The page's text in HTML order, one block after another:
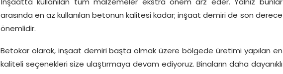
arasında en az kullanılan betonun kalitesi kadar; inşaat demiri de son derece
önemlidir.
Betokar olarak, inşaat demiri başta olmak üzere bölgede üretimi yapılan en
kaliteli seçenekleri size ulaştırmaya devam ediyoruz. Binaların daha dayanıklı